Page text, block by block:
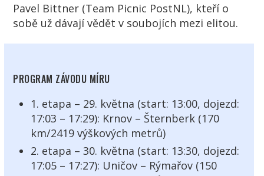
Pavel Bittner (Team Picnic PostNL), kteří o
sobě už dávají vědět v soubojích mezi elitou.
PROGRAM ZÁVODU MÍRU
1. etapa – 29. května (start: 13:00, dojezd:
17:03 – 17:29): Krnov – Šternberk (170
km/2419 výškových metrů)
2. etapa – 30. května (start: 13:30, dojezd:
17:05 – 17:27): Uničov – Rýmařov (150